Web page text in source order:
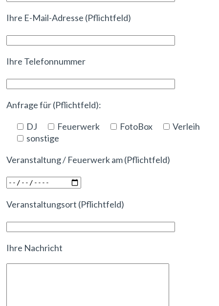
Ihre E-Mail-Adresse (Pflichtfeld)
Ihre Telefonnummer
Anfrage für (Pflichtfeld):
DJ
Feuerwerk FotoBox
Verleih
sonstige
Veranstaltung / Feuerwerk am (Pflichtfeld)
Veranstaltungsort (Pflichtfeld)
Ihre Nachricht